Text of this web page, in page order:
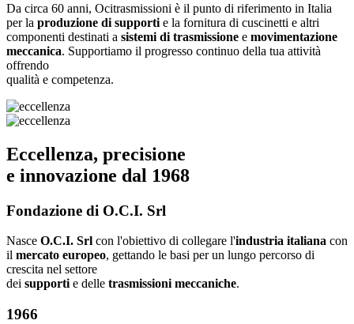
Da circa 60 anni, Ocitrasmissioni è il punto di riferimento in Italia
per la produzione di supporti e la fornitura di cuscinetti e altri
componenti destinati a sistemi di trasmissione e movimentazione
meccanica. Supportiamo il progresso continuo della tua attività
offrendo
qualità e competenza.
Eccellenza, precisione
e innovazione dal 1968
Fondazione di O.C.I. Srl
Nasce O.C.I. Srl con l'obiettivo di collegare l'industria italiana con
il mercato europeo, gettando le basi per un lungo percorso di
crescita nel settore
dei supportie delle trasmissioni meccaniche.
1966